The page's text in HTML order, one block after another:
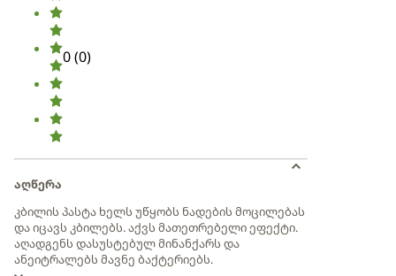
0(0)
აღწერა
კბილის პასტა ხელს უწყობს ნადების მოცილებას
და იცავს კბილებს. აქვს მათეთრებელი ეფექტი.
აღადგენს დასუსტებულ მინანქარს და
ანეიტრალებს მავნე ბაქტერიებს.